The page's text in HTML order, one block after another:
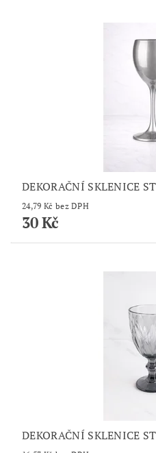
DEKORAČNÍ SKLENICE
24,79 Kč bez DPH
30 Kč
DEKORAČNÍ SKLENICE